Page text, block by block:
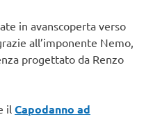
in avanscoperta verso
all’imponente Nemo,
progettato da Renzo
il Capodanno ad